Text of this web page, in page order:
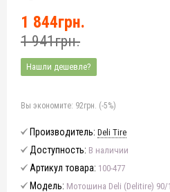
1 844грн.
1 941грн.
Нашли дешевле?
Вы экономите: 92грн. (-5%)
Производитель: Deli Tire
Доступность: В наличии
Артикул товара: 100-477
Модель: Мотошина Deli (Delitire) 90/